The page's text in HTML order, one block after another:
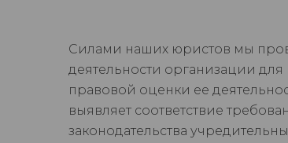
Силами наших юристов мы
деятельности организации
правовой оценки ее
выявляет соответствие
законодательства